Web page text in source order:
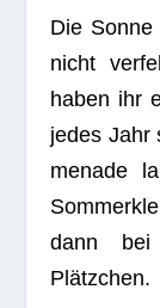
Die Sonne
nicht
haben ihr
jedes Jahr
me­nade
dann bei
Plätzchen.